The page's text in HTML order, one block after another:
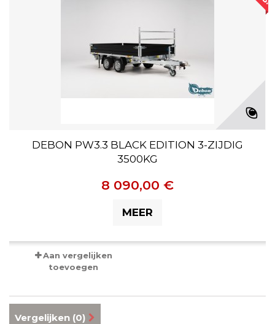
DEBON PW3.3 BLACK EDITION 3-ZIJDIG
3500KG
8 090,00 €
MEER
Aan vergelijken
toevoegen
Vergelijken (0)